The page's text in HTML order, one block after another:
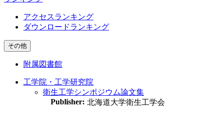
アクセスランキング
ダウンロードランキング
その他
附属図書館
工学院・工学研究院
衛生工学シンポジウム論文集
Publisher: 北海道大学衛生工学会